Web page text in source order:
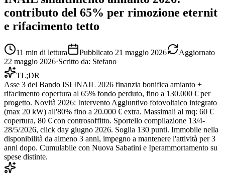
contributo del 65% per rimozione eternit
e rifacimento tetto
11 min di lettura Pubblicato 21 maggio 2026
Aggiornato
22 maggio 2026·Scritto da: Stefano
TL;DR
Asse 3 del Bando ISI INAIL 2026 finanzia bonifica amianto +
rifacimento copertura al 65% fondo perduto, fino a 130.000 € per
progetto. Novità 2026: Intervento Aggiuntivo fotovoltaico integrato
(max 20 kW) all'80% fino a 20.000 € extra. Massimali al mq: 60 €
copertura, 80 € con controsoffitto. Sportello compilazione 13/4-
28/5/2026, click day giugno 2026. Soglia 130 punti. Immobile nella
disponibilità da almeno 3 anni, impegno a mantenere l'attività per 3
anni dopo. Cumulabile con Nuova Sabatini e Iperammortamento su
spese distinte.